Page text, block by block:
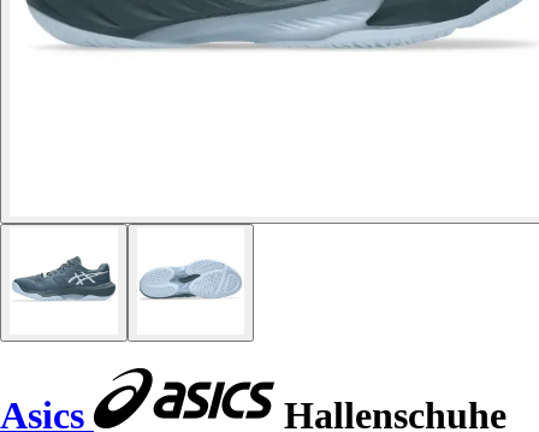
Asics
Hallenschuhe